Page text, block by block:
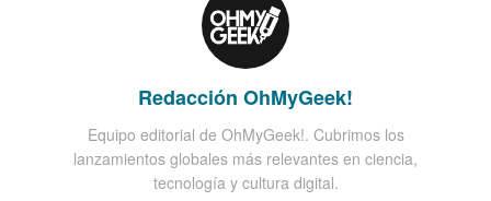
Redacción OhMyGeek!
Equipo editorial de OhMyGeek!. Cubrimos los
lanzamientos globales más relevantes en ciencia,
tecnología y cultura digital.